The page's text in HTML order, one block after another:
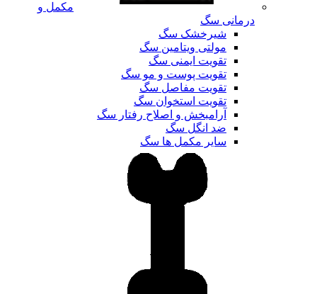
مکمل و
درمانی سگ
شیرخشک سگ
مولتی ویتامین سگ
تقویت ایمنی سگ
تقویت پوست و مو سگ
تقویت مفاصل سگ
تقویت استخوان سگ
آرامبخش و اصلاح رفتار سگ
ضد انگل سگ
سایر مکمل ها سگ